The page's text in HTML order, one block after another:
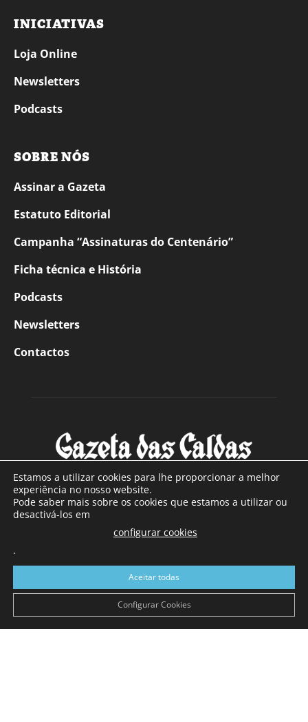
INICIATIVAS
Loja Online
Newsletters
Podcasts
SOBRE NÓS
Assinar a Gazeta
Estatuto Editorial
Campanha “Assinaturas do Centenário”
Ficha técnica e História
Podcasts
Newsletters
Contactos
SOBRE NÓS
Com sede nas Caldas da Rainha e mais de 90 anos de
a sul de distrito de Leiria, com mais de 40.000 leitores por
toda a região Oeste. Jornal com distribuição em Portugal
Continental e assinatura online.
Estamos a utilizar cookies para lhe proporcionar a melhor
experiência no nosso website.
Pode saber mais sobre os cookies que estamos a utilizar ou
desactivá-los em
configurar cookies
.
Aceitar todas
Configurar Cookies